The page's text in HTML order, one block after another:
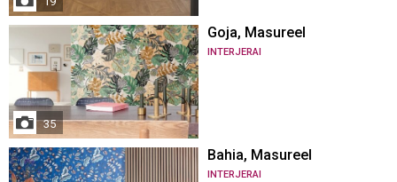
35
Goja, Masureel
INTERJERAI
Bahia, Masureel
INTERJERAI